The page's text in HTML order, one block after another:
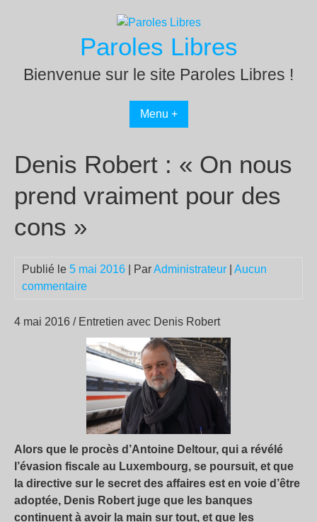
Paroles Libres
Bienvenue sur le site Paroles Libres !
Menu +
Denis Robert : « On nous
prend vraiment pour des
cons »
Publié le 5 mai 2016 | ParAdministrateur
Aucun
commentaire
4 mai 2016 / Entretien avec Denis Robert
Alors que le procès d’Antoine Deltour, qui a révélé
l’évasion fiscale au Luxembourg, se poursuit, et que
la directive sur le secret des affaires est en voie d’être
adoptée, Denis Robert juge que les banques
continuent à avoir la main sur tout, et que les